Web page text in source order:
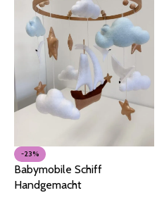
-23%
Babymobile Schiff
Handgemacht